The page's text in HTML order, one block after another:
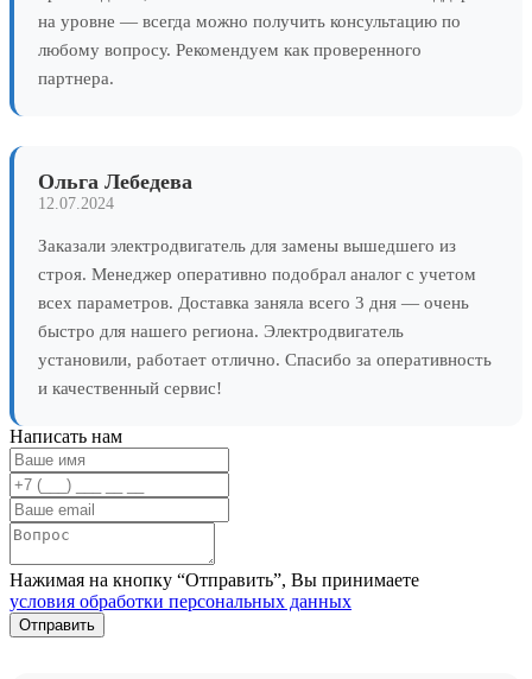
на уровне — всегда можно получить консультацию по
любому вопросу. Рекомендуем как проверенного
партнера.
Ольга Лебедева
12.07.2024
Заказали электродвигатель для замены вышедшего из
строя. Менеджер оперативно подобрал аналог с учетом
всех параметров. Доставка заняла всего 3 дня — очень
быстро для нашего региона. Электродвигатель
установили, работает отлично. Спасибо за оперативность
и качественный сервис!
Написать нам
Нажимая на кнопку “Отправить”, Вы принимаете
условия обработки персональных данных